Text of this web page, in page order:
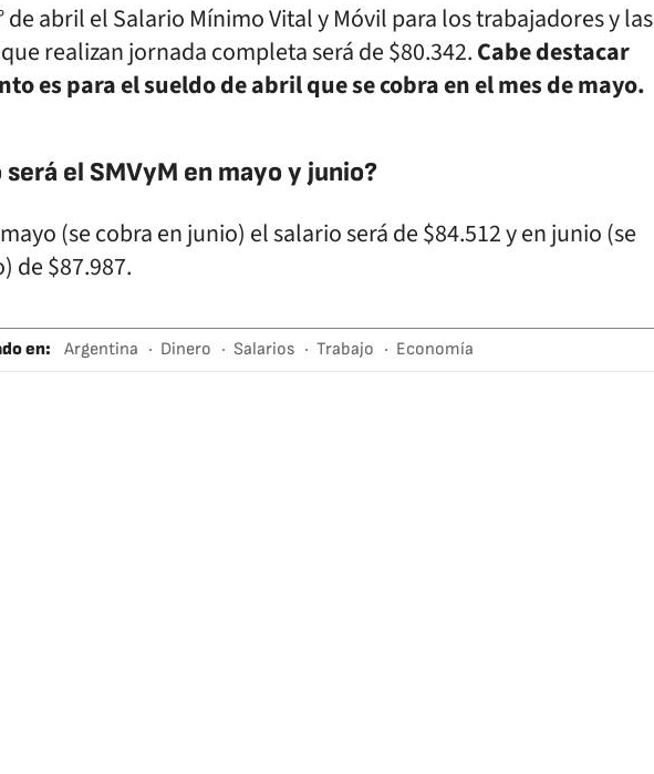
de abril el Salario Mínimo Vital y Móvil para los trabajadores y las
realizan jornada completa será de $80.342.Cabe destacar
es para el sueldo de abril que se cobra en el mes de mayo.
el SMVyM en mayo y junio?
(se cobra en junio) el salario será de $84.512 y en junio (se
de $87.987.
en: Argentina Dinero Salarios Trabajo Economía